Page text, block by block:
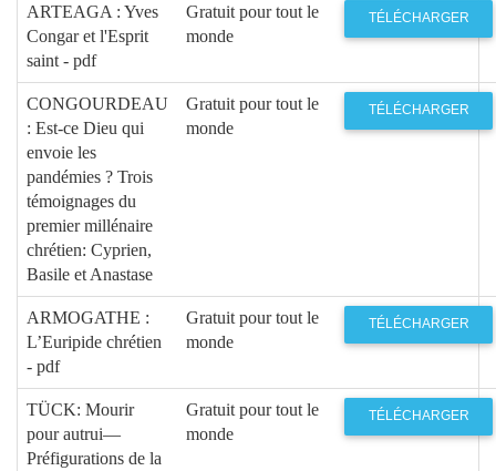
ARTEAGA : Yves
Congar et l'Esprit
saint - pdf
Gratuit pour tout le
monde
TÉLÉCHARGER
CONGOURDEAU
: Est-ce Dieu qui
envoie les
pandémies ? Trois
témoignages du
premier millénaire
chrétien: Cyprien,
Basile et Anastase
Gratuit pour tout le
monde
TÉLÉCHARGER
ARMOGATHE :
L’Euripide chrétien
- pdf
Gratuit pour tout le
monde
TÉLÉCHARGER
TÜCK: Mourir
pour autrui—
Préfigurations de la
Gratuit pour tout le
monde
TÉLÉCHARGER